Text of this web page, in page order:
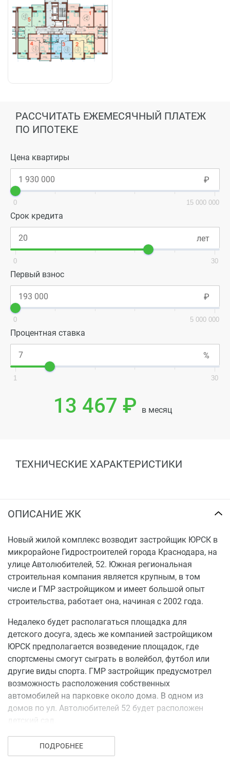
РАССЧИТАТЬ ЕЖЕМЕСЯЧНЫЙ ПЛАТЕЖ
ПО ИПОТЕКЕ
Цена квартиры
0 15 000 000
Срок кредита
0 30
Первый взнос
0 5 000 000
Процентная ставка
1 30
13 467 ₽ в месяц
ТЕХНИЧЕСКИЕ ХАРАКТЕРИСТИКИ
ОПИСАНИЕ ЖК
Новый жилой комплекс возводит застройщик ЮРСК в
микрорайоне Гидростроителей города Краснодара, на
улице Автолюбителей, 52. Южная региональная
строительная компания является крупным, в том
числе и ГМР застройщиком и имеет большой опыт
строительства, работает она, начиная с 2002 года.
Недалеко будет располагаться площадка для
детского досуга, здесь же компанией застройщиком
ЮРСК предполагается возведение площадок, где
спортсмены смогут сыграть в волейбол, футбол или
другие виды спорта. ГМР застройщик предусмотрел
возможность расположения собственных
автомобилей на парковке около дома. В одном из
домов по ул. Автолюбителей 52 будет расположен
детский сад.
ПОДРОБНЕЕ